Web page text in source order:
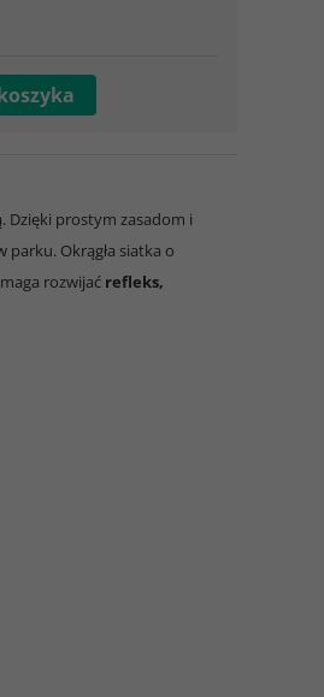
Dzięki prostym zasadom i
Okrągła siatka o
rozwijać refleks,